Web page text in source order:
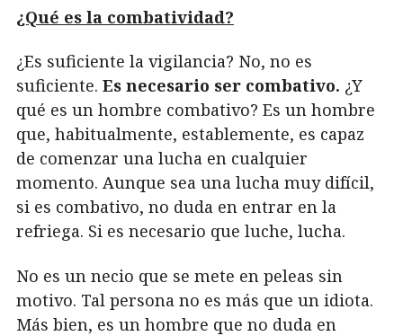
¿Qué es la combatividad?
¿Es suficiente la vigilancia? No, no es
suficiente. Es necesario ser combativo. ¿Y
qué es un hombre combativo? Es un hombre
que, habitualmente, establemente, es capaz
de comenzar una lucha en cualquier
momento. Aunque sea una lucha muy difícil,
si es combativo, no duda en entrar en la
refriega. Si es necesario que luche, lucha.
No es un necio que se mete en peleas sin
motivo. Tal persona no es más que un idiota.
Más bien, es un hombre que no duda en